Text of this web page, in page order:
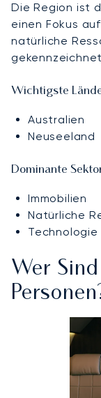
Die Region ist
einen Fokus
natürliche
Wichtigste
Australien
Neuseeland
Dominante
Immobilien
Natürliche
Technologie
Wer